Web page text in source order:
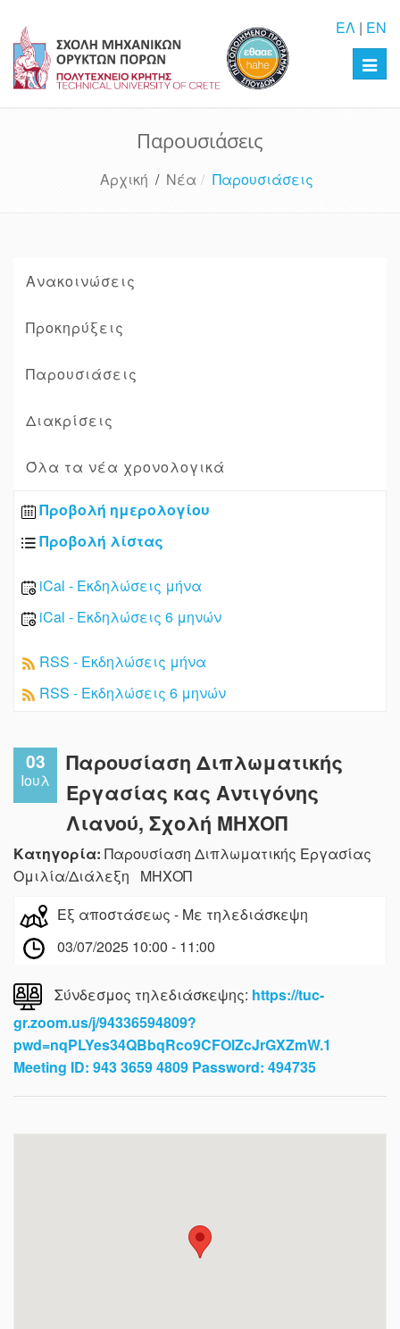
ΕΛ | EN
Παρουσιάσεις
Αρχική / Νέα Παρουσιάσεις
Ανακοινώσεις
Προκηρύξεις
Παρουσιάσεις
Διακρίσεις
Όλα τα νέα χρονολογικά
Προβολή ημερολογίου
Προβολή λίστας
iCal - Εκδηλώσεις μήνα
iCal - Εκδηλώσεις 6 μηνών
RSS - Εκδηλώσεις μήνα
RSS - Εκδηλώσεις 6 μηνών
03
Ιουλ
Παρουσίαση Διπλωματικής
Εργασίας κας Αντιγόνης
Λιανού, Σχολή ΜΗΧΟΠ
Κατηγορία: Παρουσίαση Διπλωματικής Εργασίας
Ομιλία/Διάλεξη ΜΗΧΟΠ
Εξ αποστάσεως - Με τηλεδιάσκεψη
03/07/2025 10:00 - 11:00
Σύνδεσμος τηλεδιάσκεψης: https://tuc-
gr.zoom.us/j/94336594809?
pwd=nqPLYes34QBbqRco9CFOlZcJrGXZmW.1
Meeting ID: 943 3659 4809 Password: 494735